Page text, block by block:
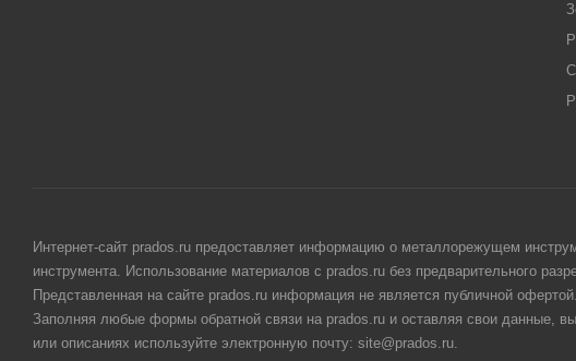
Интернет-сайт prados.ru предоставляет информацию о металлорежущем
инструмента. Использование материалов с prados.ru без предварительного
Представленная на сайте prados.ru информация не является публичной офертой.
Заполняя любые формы обратной связи на prados.ru и оставляя свои данные,
или описаниях используйте электронную почту: site@prados.ru.